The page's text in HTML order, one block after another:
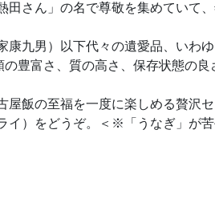
さん」の名で尊敬を集めていて
康九男）以下代々の遺愛品、いわ
豊富さ、質の高さ、保存状態の
屋飯の至福を一度に楽しめる贅沢
イ）をどうぞ。＜※「うなぎ」が